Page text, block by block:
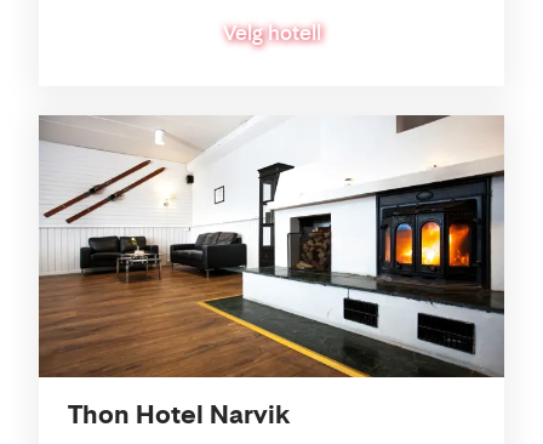
Velg hotell
Thon Hotel Narvik